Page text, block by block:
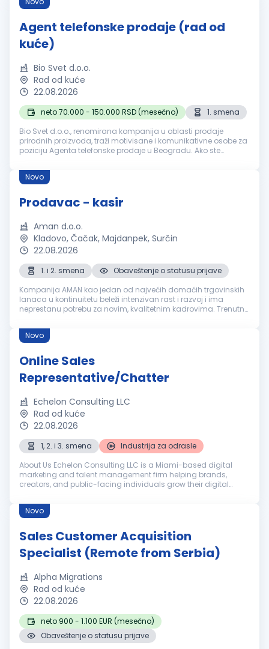
Agent telefonske prodaje (rad od
kuće)
Bio Svet d.o.o.
Rad od kuće
22.08.2026
neto 70.000 - 150.000 RSD (mesečno)
1. smena
Bio Svet d.o.o., renomirana kompanija u oblasti prodaje
prirodnih proizvoda, traži motivisane i komunikativne osobe za
poziciju Agenta telefonske prodaje u Beogradu. Ako ste
talenat za prodaj...
Novo
Prodavac - kasir
Aman d.o.o.
Kladovo, Čačak, Majdanpek, Surčin
22.08.2026
1. i 2. smena
Obaveštenje o statusu prijave
Kompanija AMAN kao jedan od najvećih domaćih trgovinskih
lanaca u kontinuitetu beleži intenzivan rast i razvoj i ima
neprestanu potrebu za novim, kvalitetnim kadrovima. Trenutno
KASIRA" u našim ...
Novo
Online Sales
Representative/Chatter
Echelon Consulting LLC
Rad od kuće
22.08.2026
1, 2. i 3. smena
Industrija za odrasle
About Us Echelon Consulting LLC is a Miami-based digital
marketing and talent management firm helping brands,
creators, and public-facing individuals grow their digital
social media systems that ...
Novo
Sales Customer Acquisition
Specialist (Remote from Serbia)
Alpha Migrations
Rad od kuće
22.08.2026
neto 900 - 1.100 EUR (mesečno)
Obaveštenje o statusu prijave